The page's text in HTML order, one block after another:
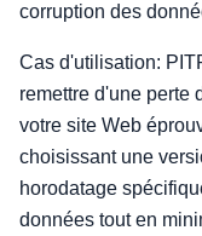
corruption des
Cas d'utilisation:
remettre d'une perte
votre site Web
choisissant une
horodatage
données tout en